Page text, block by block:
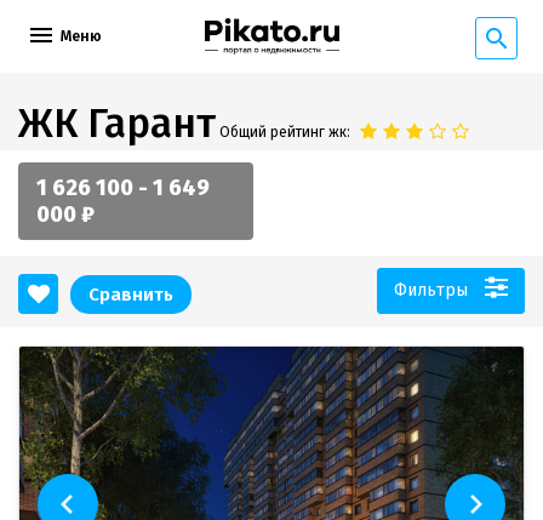
Меню
ЖК Гарант Общий рейтинг жк:
1 626 100 - 1 649
000 ₽
Сравнить Фильтры